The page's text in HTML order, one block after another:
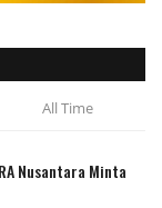
All Time
Nusantara Minta